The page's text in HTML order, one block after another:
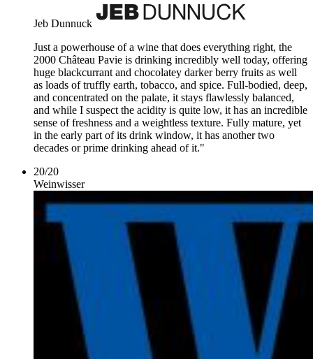
Jeb Dunnuck
Just a powerhouse of a wine that does everything right, the
2000 Château Pavie is drinking incredibly well today, offering
huge blackcurrant and chocolatey darker berry fruits as well
as loads of truffly earth, tobacco, and spice. Full-bodied, deep,
and concentrated on the palate, it stays flawlessly balanced,
and while I suspect the acidity is quite low, it has an incredible
sense of freshness and a weightless texture. Fully mature, yet
in the early part of its drink window, it has another two
decades or prime drinking ahead of it."
20/20
Weinwisser